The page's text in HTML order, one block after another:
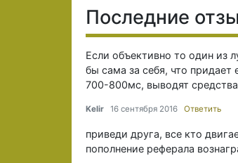
Последние
Если объективно то один из
бы сама за себя, что
700-800мс, выводят
Kelir 16 сентября 2016 Ответить
приведи друга, все кто
пополнение реферала